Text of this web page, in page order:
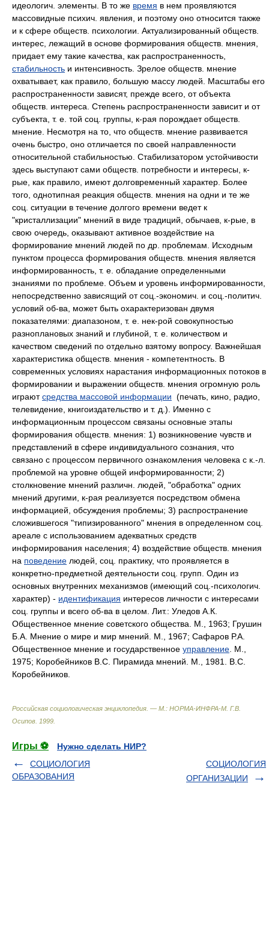
идеологич. элементы. В то же время в нем проявляются
массовидные психич. явления, и поэтому оно относится также
и к сфере обществ. психологии. Актуализированный обществ.
интерес, лежащий в основе формирования обществ. мнения,
придает ему такие качества, как распространенность,
стабильность и интенсивность. Зрелое обществ. мнение
охватывает, как правило, большую массу людей. Масштабы его
распространенности зависят, прежде всего, от объекта
обществ. интереса. Степень распространенности зависит и от
субъекта, т. е. той соц. группы, к-рая порождает обществ.
мнение. Несмотря на то, что обществ. мнение развивается
очень быстро, оно отличается по своей направленности
относительной стабильностью. Стабилизатором устойчивости
здесь выступают сами обществ. потребности и интересы, к-
рые, как правило, имеют долговременный характер. Более
того, однотипная реакция обществ. мнения на одни и те же
соц. ситуации в течение долгого времени ведет к
"кристаллизации" мнений в виде традиций, обычаев, к-рые, в
свою очередь, оказывают активное воздействие на
формирование мнений людей по др. проблемам. Исходным
пунктом процесса формирования обществ. мнения является
информированность, т. е. обладание определенными
знаниями по проблеме. Объем и уровень информированности,
непосредственно зависящий от соц.-экономич. и соц.-политич.
условий об-ва, может быть охарактеризован двумя
показателями: диапазоном, т. е. нек-рой совокупностью
разноплановых знаний и глубиной, т. е. количеством и
качеством сведений по отдельно взятому вопросу. Важнейшая
характеристика обществ. мнения - компетентность. В
современных условиях нарастания информационных потоков в
формировании и выражении обществ. мнения огромную роль
играютсредства массовой информации (печать, кино, радио,
телевидение, книгоиздательство и т. д.). Именно с
информационным процессом связаны основные этапы
формирования обществ. мнения: 1) возникновение чувств и
представлений в сфере индивидуального сознания, что
связано с процессом первичного ознакомления человека с к.-л.
проблемой на уровне общей информированности; 2)
столкновение мнений различн. людей, "обработка" одних
мнений другими, к-рая реализуется посредством обмена
информацией, обсуждения проблемы; 3) распространение
сложившегося "типизированного" мнения в определенном соц.
ареале с использованием адекватных средств
информирования населения; 4) воздействие обществ. мнения
на поведение людей, соц. практику, что проявляется в
конкретно-предметной деятельности соц. групп. Один из
основных внутренних механизмов (имеющий соц.-психологич.
характер) - идентификация интересов личности с интересами
соц. группы и всего об-ва в целом. Лит.: Уледов А.К.
Общественное мнение советского общества. М., 1963; Грушин
Б.А. Мнение о мире и мир мнений. М., 1967; Сафаров Р.А.
Общественное мнение и государственное управление . М.,
1975; Коробейников B.C. Пирамида мнений. М., 1981. B.C.
Коробейников.
Российская социологическая энциклопедия. — М.: НОРМА-ИНФРА-М Г.В.
Осипов 1999
Игры ⚽
Нужно сделать НИР?
СОЦИОЛОГИЯ
ОБРАЗОВАНИЯ
СОЦИОЛОГИЯ
ОРГАНИЗАЦИИ